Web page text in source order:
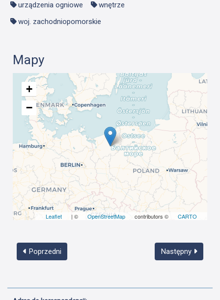
urządzenia ogniowe
wnętrze
woj. zachodniopomorskie
Mapy
+
−
Leaflet | © OpenStreetMap contributors © CARTO
Poprzedni Następny